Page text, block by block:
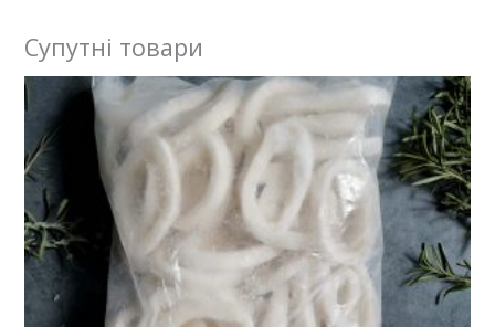
Супутні товари